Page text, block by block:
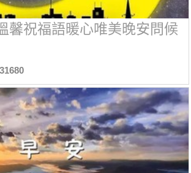
馨祝福語暖心唯美晚安問候
31680